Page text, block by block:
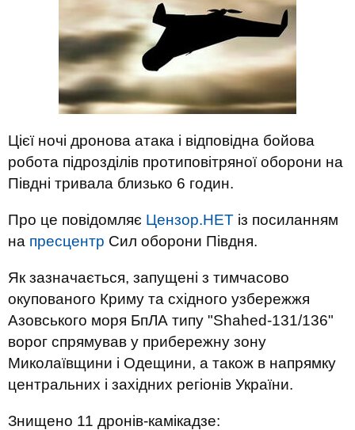
Цієї ночі дронова атака і відповідна бойова
робота підрозділів протиповітряної оборони на
Півдні тривала близько 6 годин.
Про це повідомляє Цензор.НЕТ із посиланням
на пресцентр Сил оборони Півдня.
Як зазначається, запущені з тимчасово
окупованого Криму та східного узбережжя
Азовського моря БпЛА типу "Shahed-131/136"
ворог спрямував у прибережну зону
Миколаївщини і Одещини, а також в напрямку
центральних і західних регіонів України.
Знищено 11 дронів-камікадзе: